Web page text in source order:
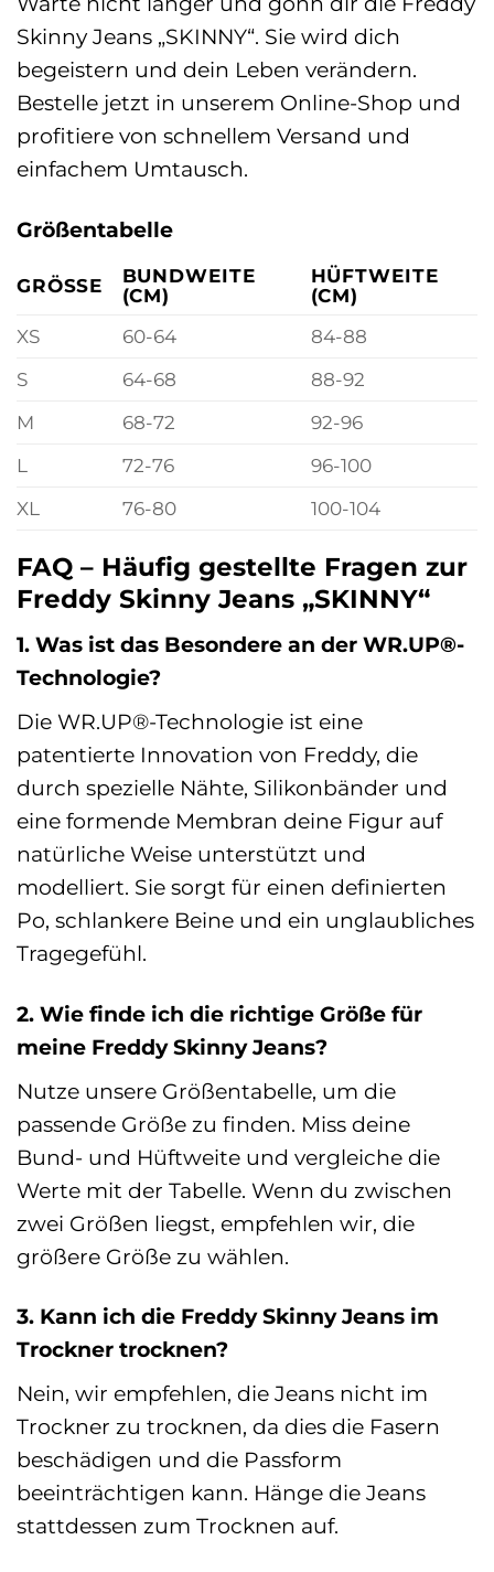
Skinny Jeans „SKINNY“. Sie wird dich
begeistern und dein Leben verändern.
Bestelle jetzt in unserem Online-Shop und
profitiere von schnellem Versand und
einfachem Umtausch.
Größentabelle
GRÖSSE
BUNDWEITE
(CM)
HÜFTWEITE
(CM)
XS
60-64
84-88
S
64-68
88-92
M
68-72
92-96
L
72-76
96-100
XL
76-80 100-104
FAQ – Häufig gestellte Fragen zur
Freddy Skinny Jeans „SKINNY“
1. Was ist das Besondere an der WR.UP®-
Technologie?
Die WR.UP®-Technologie ist eine
patentierte Innovation von Freddy, die
durch spezielle Nähte, Silikonbänder und
eine formende Membran deine Figur auf
natürliche Weise unterstützt und
modelliert. Sie sorgt für einen definierten
Po, schlankere Beine und ein unglaubliches
Tragegefühl.
2. Wie finde ich die richtige Größe für
meine Freddy Skinny Jeans?
Nutze unsere Größentabelle, um die
passende Größe zu finden. Miss deine
Bund- und Hüftweite und vergleiche die
Werte mit der Tabelle. Wenn du zwischen
zwei Größen liegst, empfehlen wir, die
größere Größe zu wählen.
3. Kann ich die Freddy Skinny Jeans im
Trockner trocknen?
Nein, wir empfehlen, die Jeans nicht im
Trockner zu trocknen, da dies die Fasern
beschädigen und die Passform
beeinträchtigen kann. Hänge die Jeans
stattdessen zum Trocknen auf.